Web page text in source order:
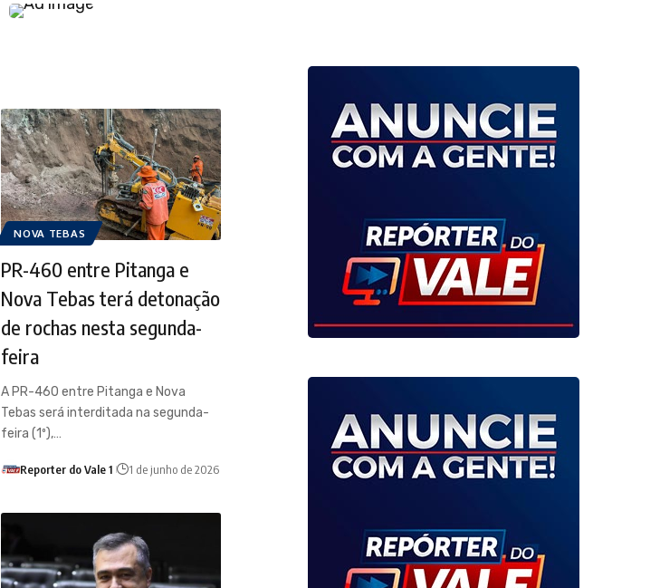
NOVA TEBAS
PR-460 entre Pitanga e
Nova Tebas terá detonação
de rochas nesta segunda-
feira
A PR-460 entre Pitanga e Nova
Tebas será interditada na segunda-
feira (1º),…
Reporter do Vale 1 1 de junho de 2026